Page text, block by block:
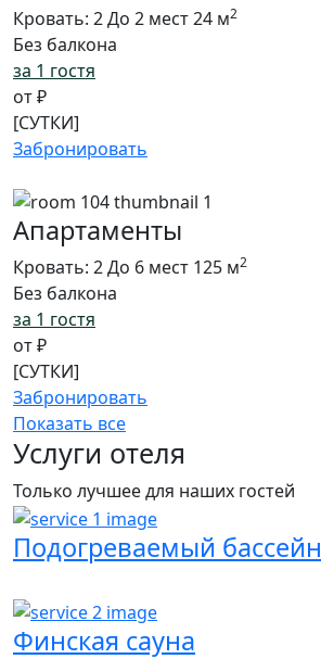
Кровать: 2До 2 мест24 м2
Без балкона
за 1 гостя
от₽
[СУТКИ]
Забронировать
Апартаменты
Кровать: 2До 6 мест 125 м2
Без балкона
за 1 гостя
от₽
[СУТКИ]
Забронировать
Показать все
Услуги отеля
Только лучшее для наших гостей
Подогреваемый бассейн
Финская сауна